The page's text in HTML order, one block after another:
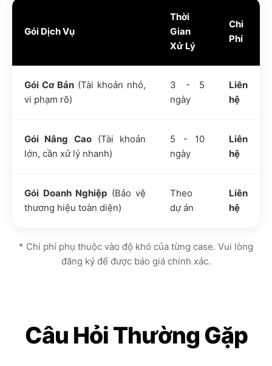
Gói Dịch Vụ
Thời
Gian
Xử Lý
Chi
Phí
Gói Cơ Bản (Tài khoản nhỏ,
vi phạm rõ)
3 - 5
ngày
Liên
hệ
Gói Nâng Cao(Tài khoản
lớn, cần xử lý nhanh)
5 - 10
ngày
Liên
hệ
Gói Doanh Nghiệp (Bảo vệ
thương hiệu toàn diện)
Theo
dự án
Liên
hệ
* Chi phí phụ thuộc vào độ khó của từng case. Vui lòng
đăng ký để được báo giá chính xác.
Câu Hỏi Thường Gặp